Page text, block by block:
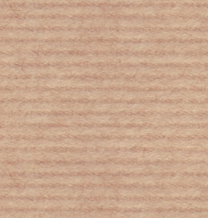
5.000 πλημμυρισμένα
Καρδίτσα